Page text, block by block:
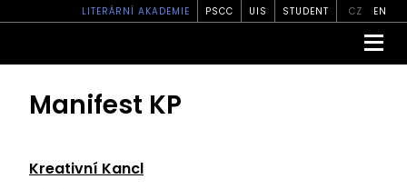
LITERÁRNÍ AKADEMIE PSCC UIS STUDENT CZ EN
Manifest KP
Kreativní Kancl